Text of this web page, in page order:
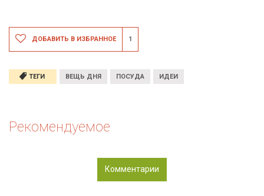
ДОБАВИТЬ В ИЗБРАННОЕ 1
ТЕГИ ВЕЩЬ ДНЯ ПОСУДА ИДЕИ
Рекомендуемое
Комментарии